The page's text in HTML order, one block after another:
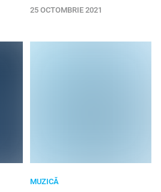
25 OCTOMBRIE 2021
MUZICĂ